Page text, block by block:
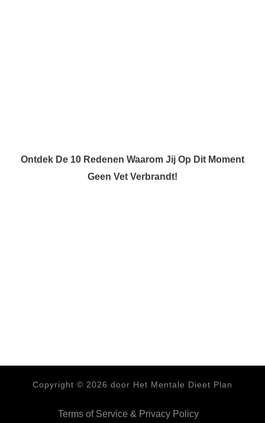
Ontdek De 10 Redenen Waarom Jij Op Dit Moment
Geen Vet Verbrandt!
Copyright © 2026 door Het Mentale Dieet Plan
Terms of Service & Privacy Policy